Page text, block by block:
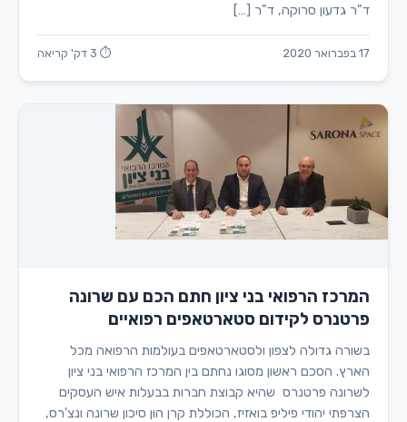
ד"ר גדעון סרוקה, ד"ר […]
17 בפברואר 2020 ⏱ 3 דק' קריאה
המרכז הרפואי בני ציון חתם הכם עם שרונה
פרטנרס לקידום סטארטאפים רפואיים
בשורה גדולה לצפון ולסטארטאפים בעולמות הרפואה מכל
הארץ. הסכם ראשון מסוגו נחתם בין המרכז הרפואי בני ציון
לשרונה פרטנרס שהיא קבוצת חברות בבעלות איש העסקים
הצרפתי יהודי פיליפ בואזיז, הכוללת קרן הון סיכון שרונה ונצ'רס,